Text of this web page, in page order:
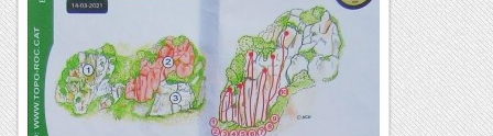
de Rocaguinarda
Oristà, vèrtex geodèsic puig Cornador, carrer de la Ruixeda,
oratori dels Sants Màrtirs, Sant Nazari i gravats de
RocaguinardaWikiloc | Ruta Oristà, vèrtex geodèsic puig...
Muntanya